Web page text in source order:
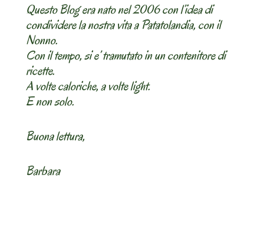
Questo Blog era nato nel 2006 con l’idea di
condividere la nostra vita a Patatolandia, con il
Nonno.
Con il tempo, si e’ tramutato in un contenitore di
ricette.
A volte caloriche, a volte light.
E non solo.
Buona lettura,
Barbara